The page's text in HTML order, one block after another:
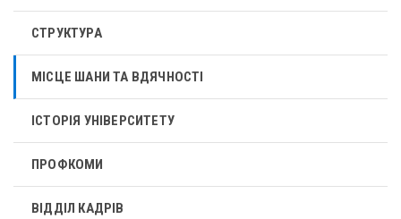
СТРУКТУРА
МІСЦЕ ШАНИ ТА ВДЯЧНОСТІ
ІСТОРІЯ УНІВЕРСИТЕТУ
ПРОФКОМИ
ВІДДІЛ КАДРІВ